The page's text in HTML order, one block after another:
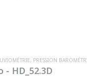
, PRESSION
HD_52.3D